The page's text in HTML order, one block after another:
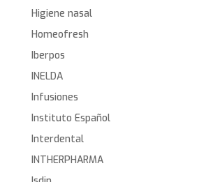
Higiene nasal
Homeofresh
Iberpos
INELDA
Infusiones
Instituto Español
Interdental
INTHERPHARMA